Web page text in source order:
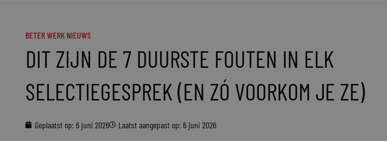
BETER WERK NIEUWS
DIT ZIJN DE 7 DUURSTE FOUTEN IN ELK
SELECTIEGESPREK (EN ZÓ VOORKOM JE ZE)
Geplaatst op: 6 juni 2026 Laatst aangepast op: 6 juni 2026